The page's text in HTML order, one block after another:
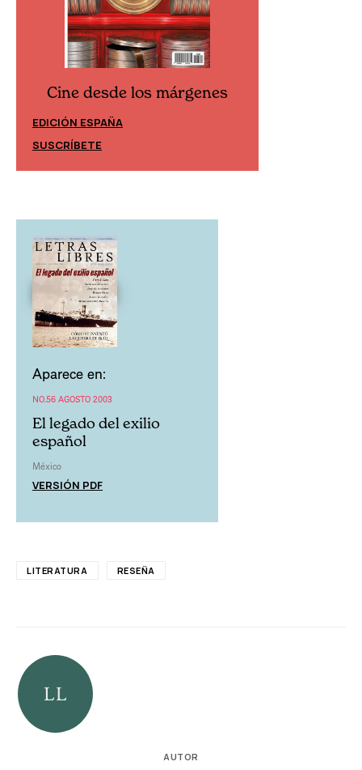
Cine desde los márgenes
EDICIÓN ESPAÑA
SUSCRÍBETE
Aparece en:
NO.56 AGOSTO 2003
El legado del exilio
español
México
VERSIÓN PDF
LITERATURA RESEÑA
AUTOR